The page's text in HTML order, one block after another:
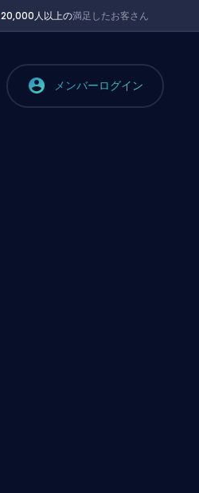
20,000人以上の満足したお客さん
メンバーログイン